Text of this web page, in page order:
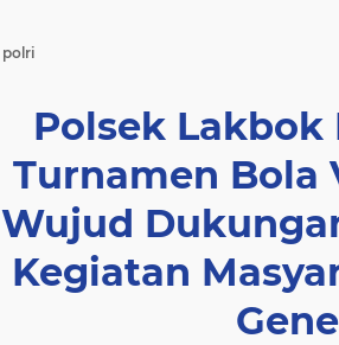
polri
Polsek
Turnamen Bola
Wujud
Kegiatan